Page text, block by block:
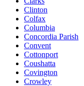
Clinton
Colfax
Columbia
Concordia Parish
Convent
Cottonport
Coushatta
Covington
Crowley